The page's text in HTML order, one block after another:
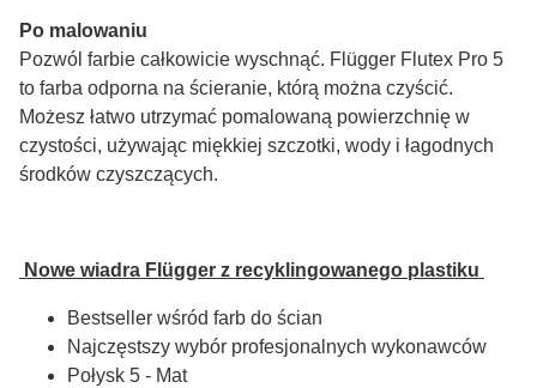
Po malowaniu
Pozwól farbie całkowicie wyschnąć. Flügger Flutex Pro 5
to farba odporna na ścieranie, którą można czyścić.
Możesz łatwo utrzymać pomalowaną powierzchnię w
czystości, używając miękkiej szczotki, wody i łagodnych
środków czyszczących.
Nowe wiadra Flügger z recyklingowanego plastiku
Bestseller wśród farb do ścian
Najczęstszy wybór profesjonalnych wykonawców
Połysk 5 - Mat